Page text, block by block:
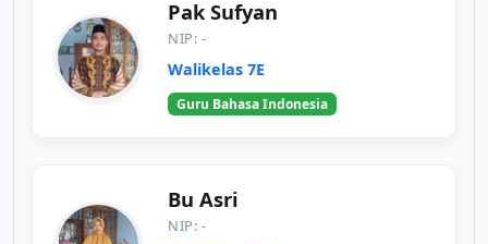
Pak Sufyan
NIP: -
Walikelas 7E
Guru Bahasa Indonesia
Bu Asri
NIP: -